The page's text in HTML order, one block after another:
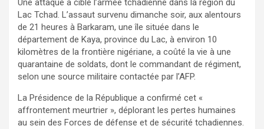
Une attaque a ciblé l’armée tchadienne dans la région du
Lac Tchad. L’assaut survenu dimanche soir, aux alentours
de 21 heures à Barkaram, une île située dans le
département de Kaya, province du Lac, à environ 10
kilomètres de la frontière nigériane, a coûté la vie à une
quarantaine de soldats, dont le commandant de régiment,
selon une source militaire contactée par l’AFP.
La Présidence de la République a confirmé cet «
affrontement meurtrier », déplorant les pertes humaines
au sein des Forces de défense et de sécurité tchadiennes.